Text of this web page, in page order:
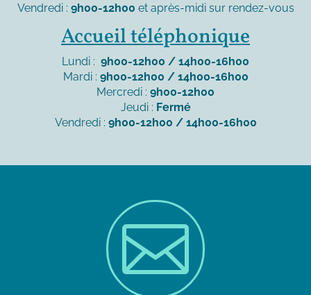
Vendredi : 9h00-12h00 et après-midi sur rendez-vous
Accueil téléphonique
Lundi : 9h00-12h00 / 14h00-16h00
Mardi : 9h00-12h00 / 14h00-16h00
Mercredi : 9h00-12h00
Jeudi : Fermé
Vendredi : 9h00-12h00 / 14h00-16h00
